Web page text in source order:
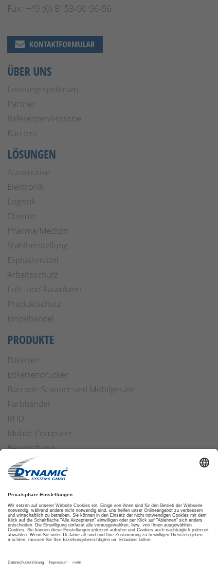
Fax: +49 (0) 8153-90 96-96
KONTAKTFORMULAR
ÜBER UNS
Leistungsspektrum
Partner
Referenzen/Historie
Karriere
LÖSUNGEN
Automotive
Elektronik
Logistik
Chemie
Pharma/Medizin
Stahlherstellung
Explosivmittel
Arbeitsschutz
Luft- und Raumfahrt
Produktschutz
Einzelhandel
PRODUKTE
Etiketten
Etikettendrucker
Barcode-Scanner und Mobilgeräte
Farbbänder
RFID
Mobile Computer
Beschriftung
Arbeitssicherheit
Applikatoren
Etiketten Software
ETIKETTENFINDER
DATENSCHUTZ IMPRESSUM